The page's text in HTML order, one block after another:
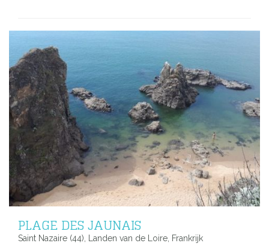
PLAGE DES JAUNAIS
Saint Nazaire (44), Landen van de Loire, Frankrijk